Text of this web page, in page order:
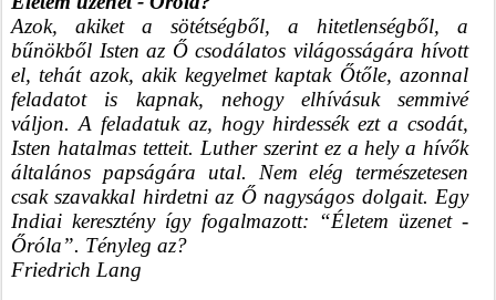
Azok, akiket a sötétségből, a hitetlenségből, a
bűnökből Isten az Ő csodálatos világosságára hívott
el, tehát azok, akik kegyelmet kaptak Őtőle, azonnal
feladatot is kapnak, nehogy elhívásuk semmivé
váljon. A feladatuk az, hogy hirdessék ezt a csodát,
Isten hatalmas tetteit. Luther szerint ez a hely a hívők
általános papságára utal. Nem elég természetesen
csak szavakkal hirdetni az Ő nagyságos dolgait. Egy
Indiai keresztény így fogalmazott: “Életem üzenet -
Őróla”. Tényleg az?
Friedrich Lang